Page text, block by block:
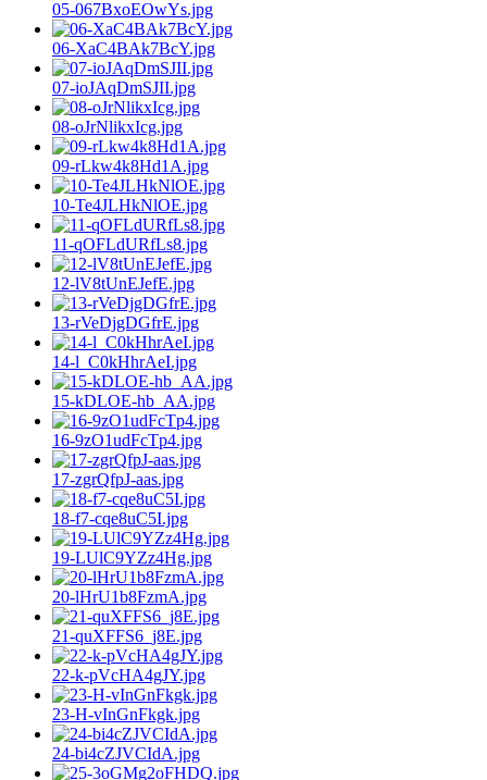
05-067BxoEOwYs.jpg
06-XaC4BAk7BcY.jpg
07-ioJAqDmSJII.jpg
08-oJrNlikxIcg.jpg
09-rLkw4k8Hd1A.jpg
10-Te4JLHkNlOE.jpg
11-qOFLdURfLs8.jpg
12-lV8tUnEJefE.jpg
13-rVeDjgDGfrE.jpg
14-l_C0kHhrAeI.jpg
15-kDLOE-hb_AA.jpg
16-9zO1udFcTp4.jpg
17-zgrQfpJ-aas.jpg
18-f7-cqe8uC5I.jpg
19-LUlC9YZz4Hg.jpg
20-lHrU1b8FzmA.jpg
21-quXFFS6_j8E.jpg
22-k-pVcHA4gJY.jpg
23-H-vInGnFkgk.jpg
24-bi4cZJVCIdA.jpg